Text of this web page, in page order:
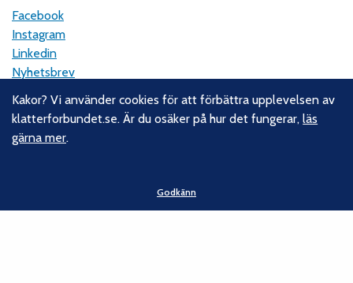
Facebook
Instagram
Linkedin
Nyhetsbrev
Kontakt
Kakor? Vi använder cookies för att förbättra upplevelsen av
klatterforbundet.se. Är du osäker på hur det fungerar,läs
gärna mer.
Godkänn